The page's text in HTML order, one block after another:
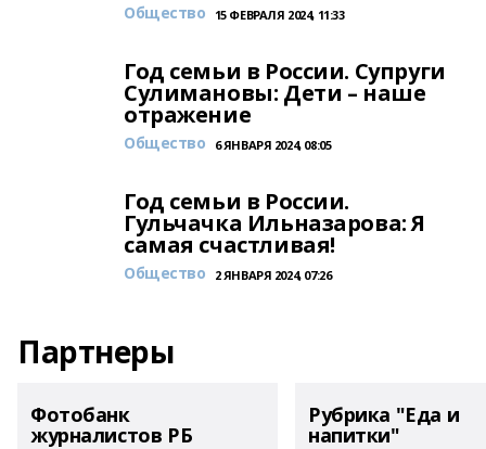
Общество 15 ФЕВРАЛЯ 2024, 11:33
Год семьи в России. Супруги
Сулимановы: Дети – наше
отражение
Общество 6 ЯНВАРЯ 2024, 08:05
Год семьи в России.
Гульчачка Ильназарова: Я
самая счастливая!
Общество 2 ЯНВАРЯ 2024, 07:26
Партнеры
Фотобанк
журналистов РБ
Рубрика "Еда и
напитки"